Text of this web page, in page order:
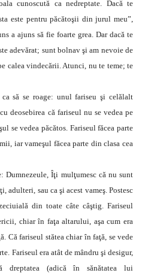
cunoscută ca nedreptate. Dacă te
este pentru păcătoşii din jurul meu”,
a ajuns să fie foarte grea. Dar dacă te
adevărat; sunt bolnav şi am nevoie de
calea vindecării. Atunci, nu te teme; te
să se roage: unul fariseu şi celălalt
deosebirea că fariseul nu se vedea pe
se vedea păcătos. Fariseul făcea parte
iar vameşul făcea parte din clasa cea
Dumnezeule, Îţi mulţumesc că nu sunt
adulteri, sau ca şi acest vameş. Postesc
din toate câte câştig. Fariseul
chiar în faţa altarului, aşa cum era
Că fariseul stătea chiar în faţă, se vede
Fariseul era atât de mândru şi desigur,
(adică în sănătatea lui